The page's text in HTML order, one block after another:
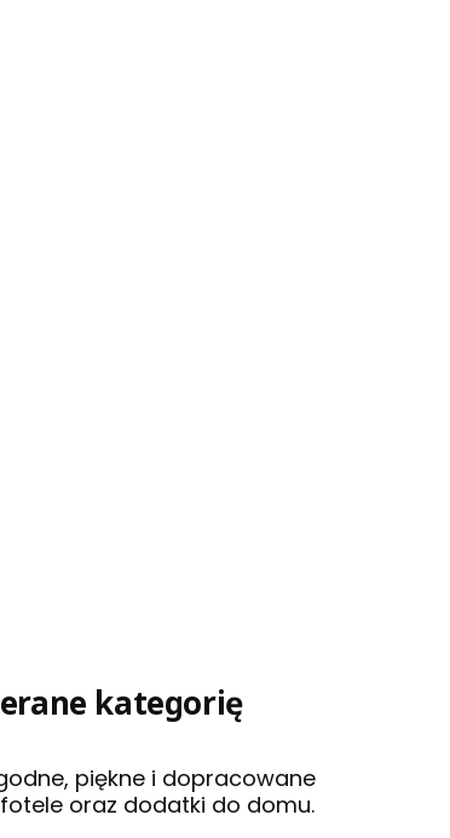
kategorię
piękne i dopracowane
oraz dodatki do domu.